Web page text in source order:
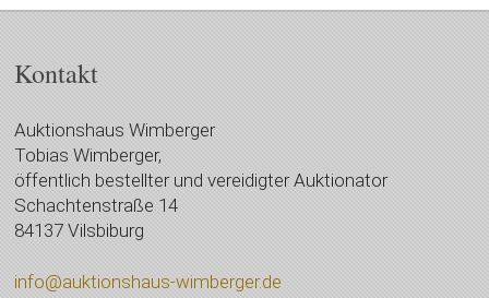
Kontakt
Auktionshaus Wimberger
Tobias Wimberger,
öffentlich bestellter und vereidigter Auktionator
Schachtenstraße 14
84137 Vilsbiburg
info@auktionshaus-wimberger.de